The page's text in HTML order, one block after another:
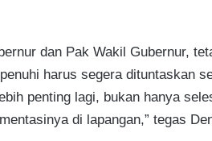
dan Pak Wakil Gubernur,
harus segera dituntaskan
penting lagi, bukan hanya
di lapangan,” tegas